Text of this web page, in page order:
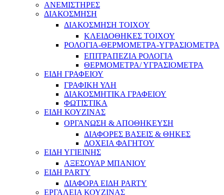
ΑΝΕΜΙΣΤΗΡΕΣ
ΔΙΑΚΟΣΜΗΣΗ
ΔΙΑΚΟΣΜΗΣΗ ΤΟΙΧΟΥ
ΚΛΕΙΔΟΘΗΚΕΣ ΤΟΙΧΟΥ
ΡΟΛΟΓΙΑ-ΘΕΡΜΟΜΕΤΡΑ-ΥΓΡΑΣΙΟΜΕΤΡΑ
ΕΠΙΤΡΑΠΕΖΙΑ ΡΟΛΟΓΙΑ
ΘΕΡΜΟΜΕΤΡΑ/ ΥΓΡΑΣΙΟΜΕΤΡΑ
ΕΙΔΗ ΓΡΑΦΕΙΟΥ
ΓΡΑΦΙΚΗ ΥΛΗ
ΔΙΑΚΟΣΜΗΤΙΚΑ ΓΡΑΦΕΙΟΥ
ΦΩΤΙΣΤΙΚΑ
ΕΙΔΗ ΚΟΥΖΙΝΑΣ
ΟΡΓΑΝΩΣΗ & ΑΠΟΘΗΚΕΥΣΗ
ΔΙΑΦΟΡΕΣ ΒΑΣΕΙΣ & ΘΗΚΕΣ
ΔΟΧΕΙΑ ΦΑΓΗΤΟΥ
ΕΙΔΗ ΥΓΙΕΙΝΗΣ
ΑΞΕΣΟΥΑΡ ΜΠΑΝΙΟΥ
ΕΙΔΗ PARTY
ΔΙΑΦΟΡΑ ΕΙΔΗ PARTY
ΕΡΓΑΛΕΙΑ ΚΟΥΖΙΝΑΣ